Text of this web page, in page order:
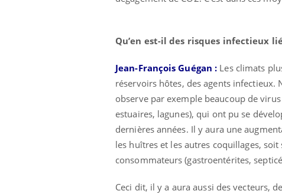
Qu’en est-il des risques infectieux
Jean-François Guégan : Les climats
réservoirs hôtes, des agents
observe par exemple beaucoup de
estuaires, lagunes), qui ont pu se
dernières années. Il y aura une
les huîtres et les autres coquillages,
consommateurs (gastroentérites,
Ceci dit, il y a aura aussi des vecteurs,